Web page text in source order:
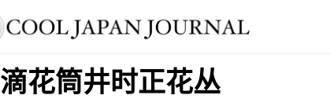
滴花筒井时正花丛